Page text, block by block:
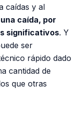
caídas y al
una caída, por
significativos. Y
ser
rápido dado
cantidad de
que otras